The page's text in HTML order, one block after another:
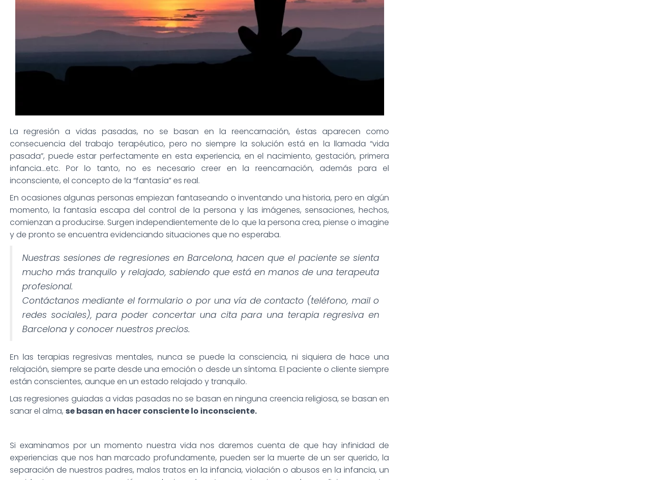
La regresión a vidas pasadas, no se basan en la reencarnación, éstas aparecen como
consecuencia del trabajo terapéutico, pero no siempre la solución está en la llamada “vida
pasada”, puede estar perfectamente en esta experiencia, en el nacimiento, gestación, primera
infancia…etc. Por lo tanto, no es necesario creer en la reencarnación, además para el
inconsciente, el concepto de la “fantasía” es real.
En ocasiones algunas personas empiezan fantaseando o inventando una historia, pero en algún
momento, la fantasía escapa del control de la persona y las imágenes, sensaciones, hechos,
comienzan a producirse. Surgen independientemente de lo que la persona crea, piense o imagine
y de pronto se encuentra evidenciando situaciones que no esperaba.
Nuestras sesiones de regresiones en Barcelona, hacen que el paciente se sienta
mucho más tranquilo y relajado, sabiendo que está en manos de una terapeuta
profesional.
Contáctanos mediante el formulario o por una vía de contacto (teléfono, mail o
redes sociales), para poder concertar una cita para una terapia regresiva en
Barcelona y conocer nuestros precios.
En las terapias regresivas mentales, nunca se puede la consciencia, ni siquiera de hace una
relajación, siempre se parte desde una emoción o desde un síntoma. El paciente o cliente siempre
están conscientes, aunque en un estado relajado y tranquilo.
Las regresiones guiadas a vidas pasadas no se basan en ninguna creencia religiosa, se basan en
sanar el alma, se basan en hacer consciente lo inconsciente.
Si examinamos por un momento nuestra vida nos daremos cuenta de que hay infinidad de
experiencias que nos han marcado profundamente, pueden ser la muerte de un ser querido, la
separación de nuestros padres, malos tratos en la infancia, violación o abusos en la infancia, un